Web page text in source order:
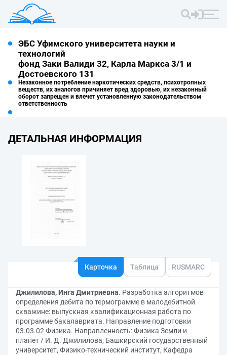
ЭБС Уфимского университета науки и
технологий
фонд Заки Валиди 32, Карла Маркса 3/1 и
Достоевского 131
Незаконное потребление наркотических средств, психотропных
веществ, их аналогов причиняет вред здоровью, их незаконный
оборот запрещен и влечет установленную законодательством
ответственность
ДЕТАЛЬНАЯ ИНФОРМАЦИЯ
Карточка Таблица RUSMARC
Джилилова, Инга Дмитриевна. Разработка алгоритмов
определения дебита по термограмме в малодебитной
скважине: выпускная квалификационная работа по
программе бакалавриата. Направление подготовки
03.03.02 Физика. Направленность: Физика Земли и
планет / И. Д. Джилилова; Башкирский государственный
университет, Физико-технический институт, Кафедра